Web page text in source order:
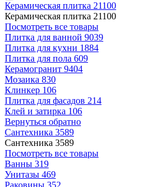
Керамическая плитка 21100
Керамическая плитка 21100
Посмотреть все товары
Плитка для ванной 9039
Плитка для кухни 1884
Плитка для пола 609
Керамогранит 9404
Мозаика 830
Клинкер 106
Плитка для фасадов 214
Клей и затирка 106
Вернуться обратно
Сантехника 3589
Сантехника 3589
Посмотреть все товары
Ванны 319
Унитазы 469
Раковины 352